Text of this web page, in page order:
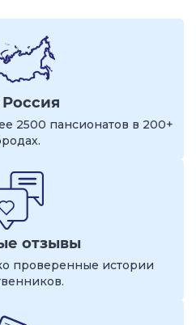
2500 пансионатов в 200+
отзывы
проверенные истории